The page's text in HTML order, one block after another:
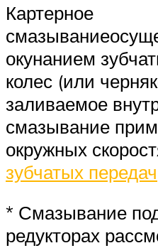
Картерное
окунанием
колес (или
заливаемое
смазывание
окружных
зубчатых передач
* Смазывание
редукторах